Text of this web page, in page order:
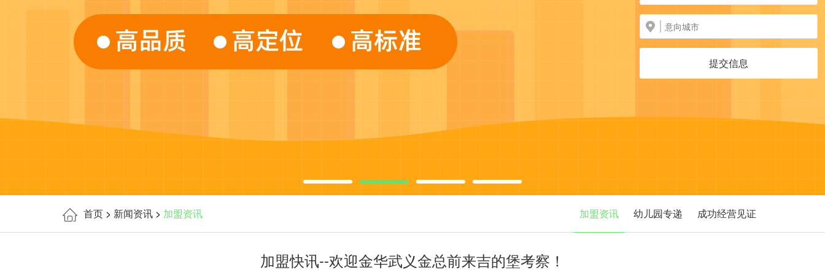
提交信息
首页 > 新闻资讯 > 加盟资讯 加盟资讯 幼儿园专递 成功经营见证
加盟快讯--欢迎金华武义金总前来吉的堡考察！